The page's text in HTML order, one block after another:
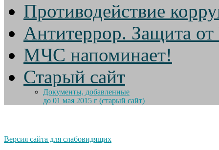
Противодействие
Антитеррор. Защита
МЧС напоминает!
Старый сайт
Документы, добавленные
до 01 мая 2015 г (старый сайт)
Версия сайта для слабовидящих